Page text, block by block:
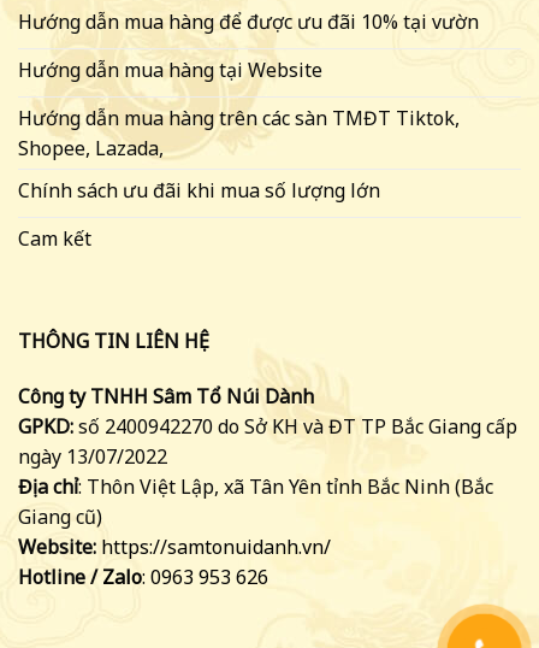
Hướng dẫn mua hàng để được ưu đãi 10% tại vườn
Hướng dẫn mua hàng tại Website
Hướng dẫn mua hàng trên các sàn TMĐT Tiktok,
Shopee, Lazada,
Chính sách ưu đãi khi mua số lượng lớn
Cam kết
THÔNG TIN LIÊN HỆ
Công ty TNHH Sâm Tổ Núi Dành
GPKD:số 2400942270 do Sở KH và ĐT TP Bắc Giang cấp
ngày 13/07/2022
Địa chỉ: Thôn Việt Lập, xã Tân Yên tỉnh Bắc Ninh (Bắc
Giang cũ)
Website: https://samtonuidanh.vn/
Hotline /Zalo: 0963 953 626